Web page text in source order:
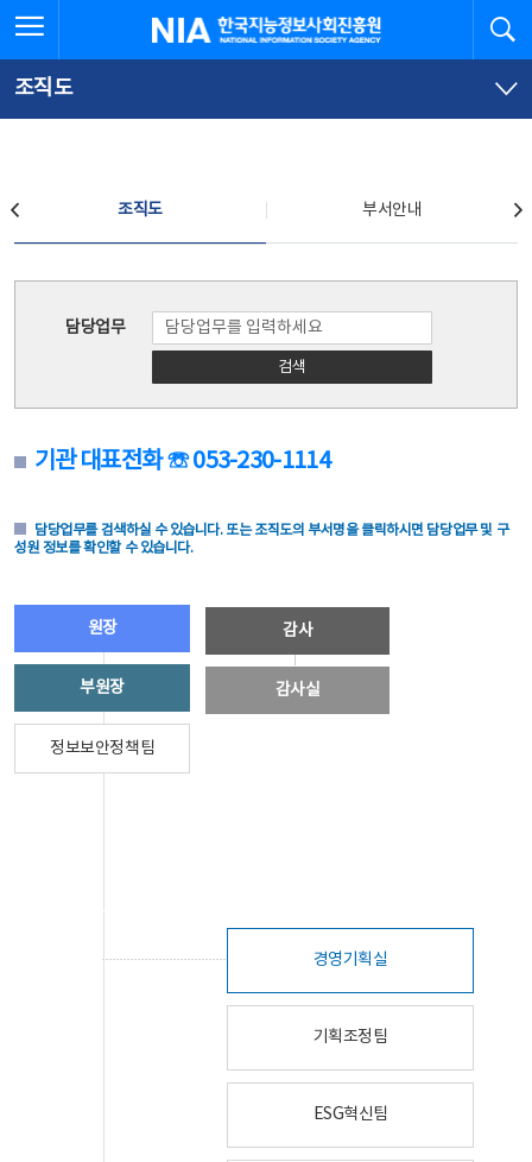
문
로
가
체
뉴
바
가
한국지능정보사회진흥원
조직도
조직도 부서안내
담당업무
검색
기관 대표전화 ☏ 053-230-1114
담당업무를 검색하실 수 있습니다. 또는 조직도의 부서명을 클릭하시면 담당업무 및 구
성원 정보를 확인할 수 있습니다.
원장
부원장
정보보안정책팀
감사
감사실
경영기획실
기획조정팀
ESG혁신팀